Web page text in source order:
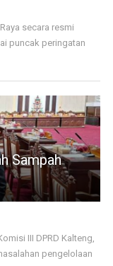
secara resmi
puncak peringatan
Sampah
III DPRD Kalteng,
pengelolaan